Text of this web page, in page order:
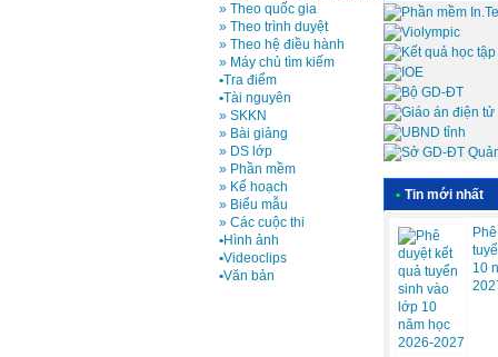
» Theo quốc gia
» Theo trình duyệt
» Theo hệ điều hành
» Máy chủ tìm kiếm
•Tra điểm
•Tài nguyên
» SKKN
» Bài giảng
» DS lớp
» Phần mềm
» Kế hoạch
» Biểu mẫu
» Các cuộc thi
•Hình ảnh
•Videoclips
•Văn bản
• Tin mới nhất
10